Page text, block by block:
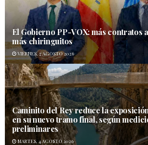
El Gobierno PP-VOX: más contratos
más chiringuitos
VIERNES, 7 AGOSTO 2026
Caminito del Rey reduce la
en su nuevo tramo final, según
preliminares
MARTES, 4 AGOSTO 2026